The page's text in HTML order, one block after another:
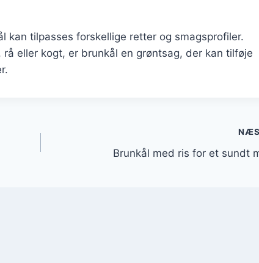
kan tilpasses forskellige retter og smagsprofiler.
eller kogt, er brunkål en grøntsag, der kan tilføje
Brunkål med ris for et sundt